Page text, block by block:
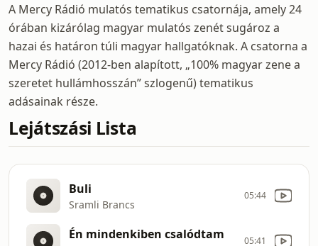
A Mercy Rádió mulatós tematikus csatornája, amely 24
órában kizárólag magyar mulatós zenét sugároz a
hazai és határon túli magyar hallgatóknak. A csatorna a
Mercy Rádió (2012-ben alapított, „100% magyar zene a
szeretet hullámhosszán” szlogenű) tematikus
adásainak része.
Lejátszási Lista
Buli
Sramli Brancs
05:44
Én mindenkiben csalódtam 05:41